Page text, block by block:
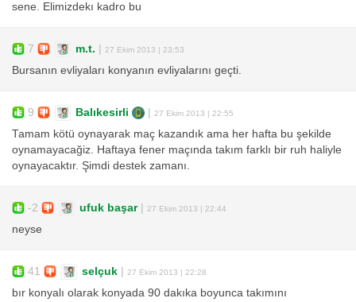
sene. Elimizdekı kadro bu
7 m.t. | 27 Ekim 2013 | 23:53
Bursanın evliyaları konyanın evliyalarını geçti.
9 Balıkesirli | 27 Ekim 2013 | 22:55
Tamam kötü oynayarak maç kazandık ama her hafta bu şekilde
oynamayacağiz. Haftaya fener maçında takım farklı bir ruh haliyle
oynayacaktır. Şimdi destek zamanı.
-2 ufuk başar| 27 Ekim 2013 | 22:44
neyse
41 selçuk | 27 Ekim 2013 | 22:28
bır konyalı olarak konyada 90 dakıka boyunca takımını